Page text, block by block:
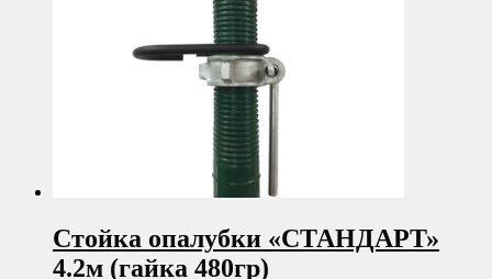
Стойка опалубки «СТАНДАРТ»
4.2м (гайка 480гр)